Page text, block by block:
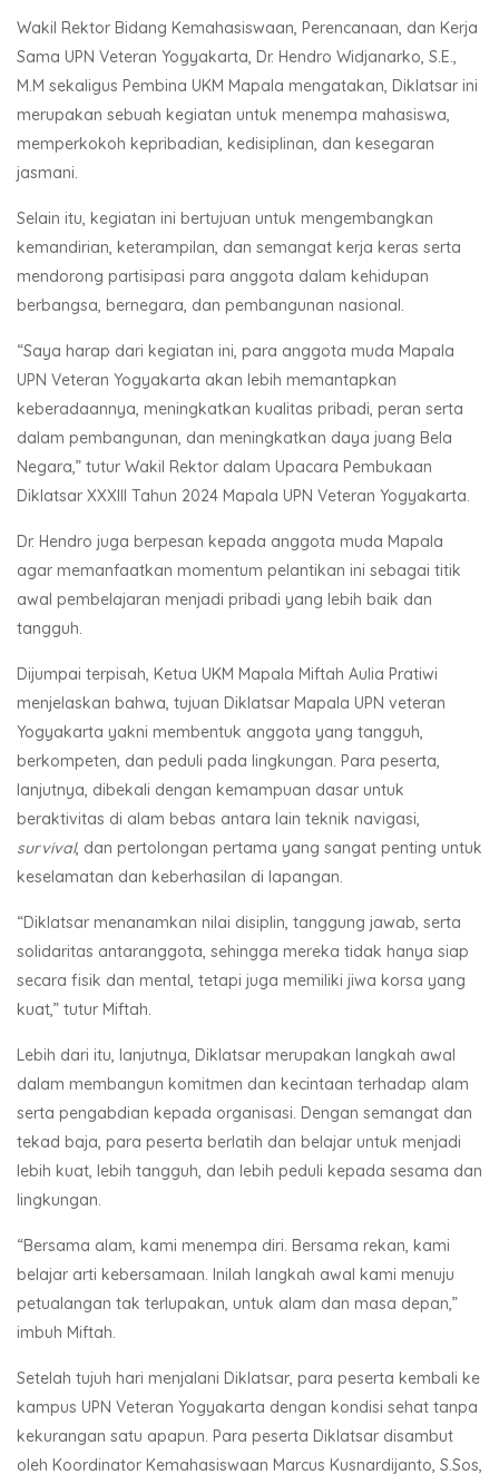
Wakil Rektor Bidang Kemahasiswaan, Perencanaan, dan Kerja
Sama UPN Veteran Yogyakarta, Dr. Hendro Widjanarko, S.E.,
M.M sekaligus Pembina UKM Mapala mengatakan, Diklatsar ini
merupakan sebuah kegiatan untuk menempa mahasiswa,
memperkokoh kepribadian, kedisiplinan, dan kesegaran
jasmani.
Selain itu, kegiatan ini bertujuan untuk mengembangkan
kemandirian, keterampilan, dan semangat kerja keras serta
mendorong partisipasi para anggota dalam kehidupan
berbangsa, bernegara, dan pembangunan nasional.
“Saya harap dari kegiatan ini, para anggota muda Mapala
UPN Veteran Yogyakarta akan lebih memantapkan
keberadaannya, meningkatkan kualitas pribadi, peran serta
dalam pembangunan, dan meningkatkan daya juang Bela
Negara,” tutur Wakil Rektor dalam Upacara Pembukaan
Diklatsar XXXIII Tahun 2024 Mapala UPN Veteran Yogyakarta.
Dr. Hendro juga berpesan kepada anggota muda Mapala
agar memanfaatkan momentum pelantikan ini sebagai titik
awal pembelajaran menjadi pribadi yang lebih baik dan
tangguh.
Dijumpai terpisah, Ketua UKM Mapala Miftah Aulia Pratiwi
menjelaskan bahwa, tujuan Diklatsar Mapala UPN veteran
Yogyakarta yakni membentuk anggota yang tangguh,
berkompeten, dan peduli pada lingkungan. Para peserta,
lanjutnya, dibekali dengan kemampuan dasar untuk
beraktivitas di alam bebas antara lain teknik navigasi,
survival, dan pertolongan pertama yang sangat penting untuk
keselamatan dan keberhasilan di lapangan.
“Diklatsar menanamkan nilai disiplin, tanggung jawab, serta
solidaritas antaranggota, sehingga mereka tidak hanya siap
secara fisik dan mental, tetapi juga memiliki jiwa korsa yang
kuat,” tutur Miftah.
Lebih dari itu, lanjutnya, Diklatsar merupakan langkah awal
dalam membangun komitmen dan kecintaan terhadap alam
serta pengabdian kepada organisasi. Dengan semangat dan
tekad baja, para peserta berlatih dan belajar untuk menjadi
lebih kuat, lebih tangguh, dan lebih peduli kepada sesama dan
lingkungan.
“Bersama alam, kami menempa diri. Bersama rekan, kami
belajar arti kebersamaan. Inilah langkah awal kami menuju
petualangan tak terlupakan, untuk alam dan masa depan,”
imbuh Miftah.
Setelah tujuh hari menjalani Diklatsar, para peserta kembali ke
kampus UPN Veteran Yogyakarta dengan kondisi sehat tanpa
kekurangan satu apapun. Para peserta Diklatsar disambut
oleh Koordinator Kemahasiswaan Marcus Kusnardijanto, S.Sos,